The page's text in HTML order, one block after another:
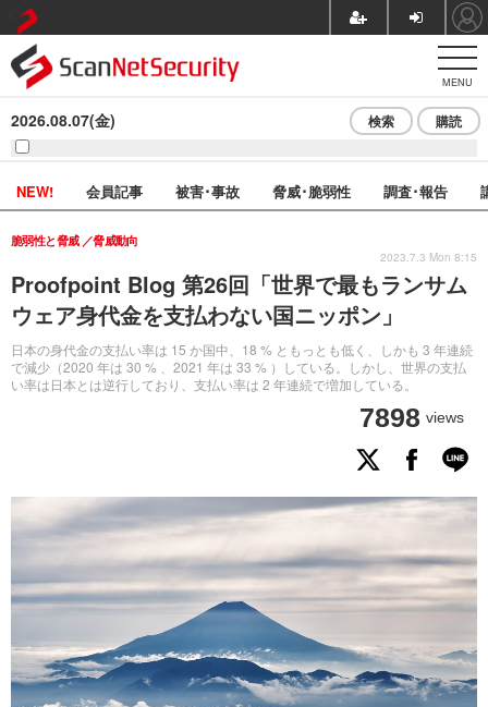
MENU
2026.08.07(金) 検索 購読
NEW! 会員記事 被害･事故 脅威･脆弱性 調査･報告
Proofpoint Blog 第26回「世界で最もランサム
ウェア身代金を支払わない国ニッポン」
日本の身代金の支払い率は 15 か国中、18 % ともっとも低く、しかも 3 年連続
で減少（2020 年は 30 % 、2021 年は 33 % ）している。しかし、世界の支払
い率は日本とは逆行しており、支払い率は 2 年連続で増加している。
脆弱性と脅威 脅威動向
7898 views
2023.7.3 Mon 8:15